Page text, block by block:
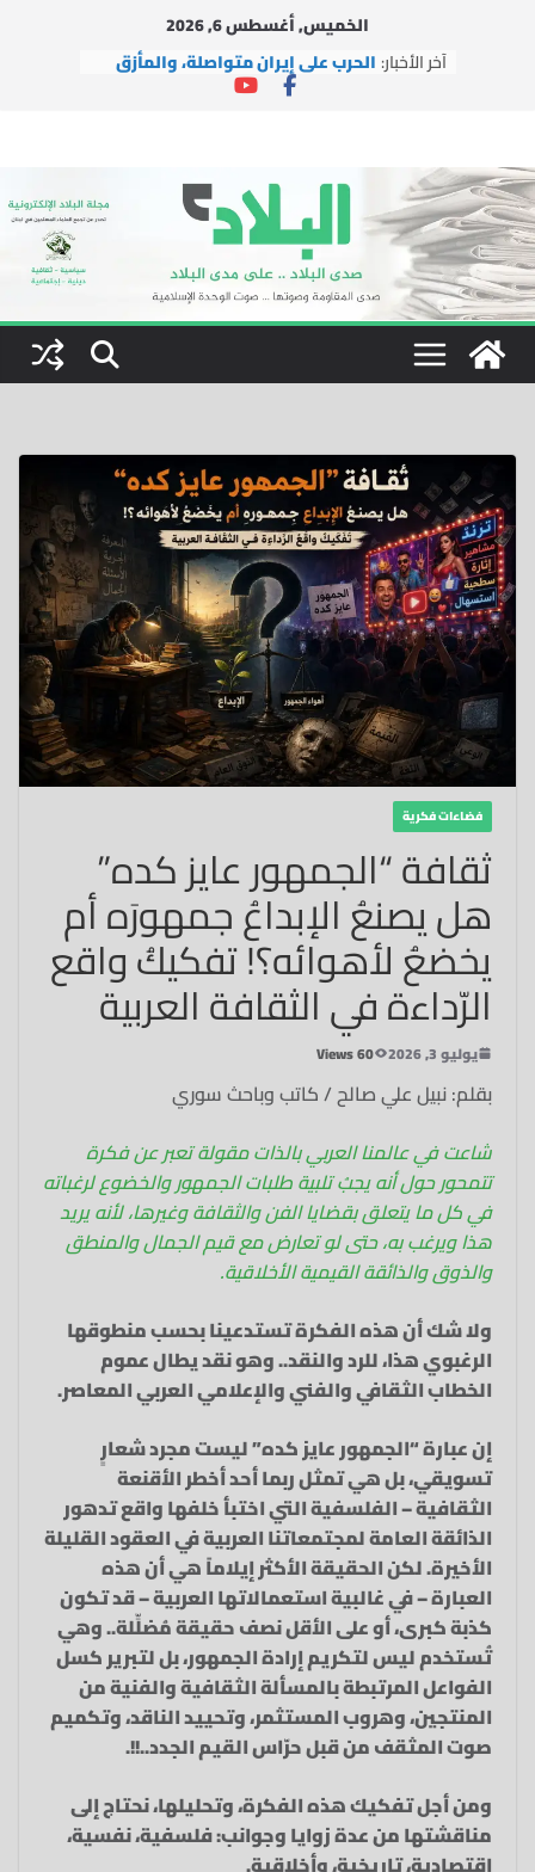
الخميس, أغسطس 6, 2026
آخر الأخبار: الحرب على إيران متواصلة، والمأزق
الأمريكي يتعمق
محسن الآراكي في مدينة قم
بينما تُغيّر إيران الوعي بالفعل، يتضح
فشل إسرائيل
اتفاقية التعاون النووي بين الولايات
المتحدة والمملكة العربية
السعودية.. الفرص والمخاطر
والتوصيات السياسية
فضاءات فكرية
ثقافة “الجمهور عايز كده”
هل يصنعُ الإبداعُ جمهورَه أم
يخضعُ لأهوائه؟! تفكيكُ واقع
الرّداءة في الثقافة العربية
يوليو 3, 2026 60 Views
بقلم: نبيل علي صالح / كاتب وباحث سوري
شاعت في عالمنا العربي بالذات مقولة تعبر عن فكرة
تتمحور حول أنه يجبُ تلبية طلبات الجمهور والخضوع لرغباته
في كل ما يتعلق بقضايا الفن والثقافة وغيرها، لأنه يريد
هذا ويرغب به، حتى لو تعارض مع قيم الجمال والمنطق
والذوق والذائقة القيمية الأخلاقية.
ولا شك أن هذه الفكرة تستدعينا بحسب منطوقها
الرغبوي هذا، للرد والنقد.. وهو نقد يطال عموم
الخطاب الثقافي والفني والإعلامي العربي المعاصر.
إن عبارة “الجمهور عايز كده” ليست مجرد شعارٍ
تسويقي، بل هي تمثل ربما أحد أخطر الأقنعة
الثقافية – الفلسفية التي اختبأ خلفها واقع تدهور
الذائقة العامة لمجتمعاتنا العربية في العقود القليلة
الأخيرة. لكن الحقيقة الأكثر إيلاماً هي أن هذه
العبارة – في غالبية استعمالاتها العربية – قد تكون
كذبة كبرى، أو على الأقل نصف حقيقة مُضلِّلة.. وهي
تُستخدم ليس لتكريم إرادة الجمهور، بل لتبرير كسل
الفواعل المرتبطة بالمسألة الثقافية والفنية من
المنتجين، وهروب المستثمر، وتحييد الناقد، وتكميم
صوت المثقف من قبل حرّاس القيم الجدد..!!.
ومن أجل تفكيك هذه الفكرة، وتحليلها، نحتاج إلى
مناقشتها من عدة زوايا وجوانب: فلسفية، نفسية،
اقتصادية، تاريخية، وأخلاقية.